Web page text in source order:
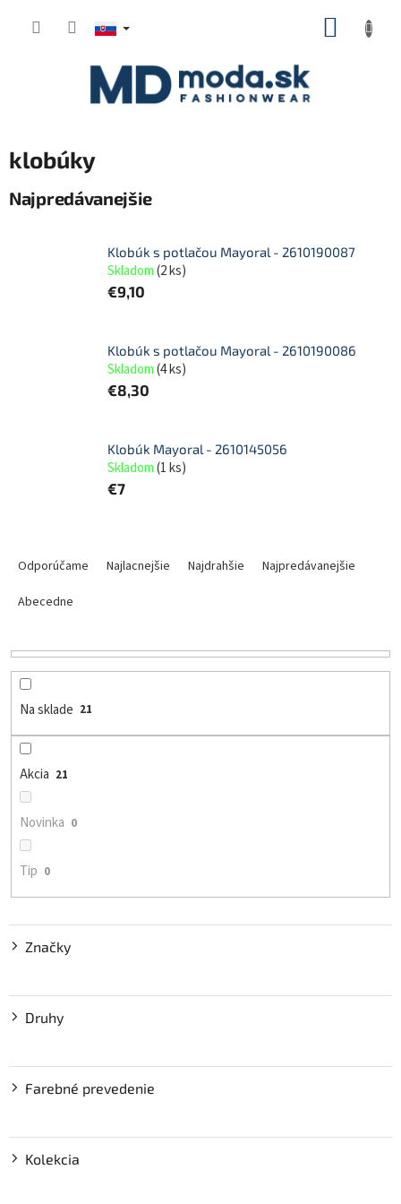
klobúky
Najpredávanejšie
Klobúk s potlačou Mayoral - 2610190087
Skladom(2 ks)
€9,10
Klobúk s potlačou Mayoral - 2610190086
Skladom(4 ks)
€8,30
Klobúk Mayoral - 2610145056
Skladom(1 ks)
€7
e
d
Odporúčame Najlacnejšie Najdrahšie
Najpredávanejšie
Abecedne
Na sklade 21
Akcia 21
Novinka 0
Tip 0
Značky
Druhy
Farebné prevedenie
Kolekcia